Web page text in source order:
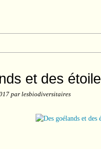
et des
par lesbiodiversitaires